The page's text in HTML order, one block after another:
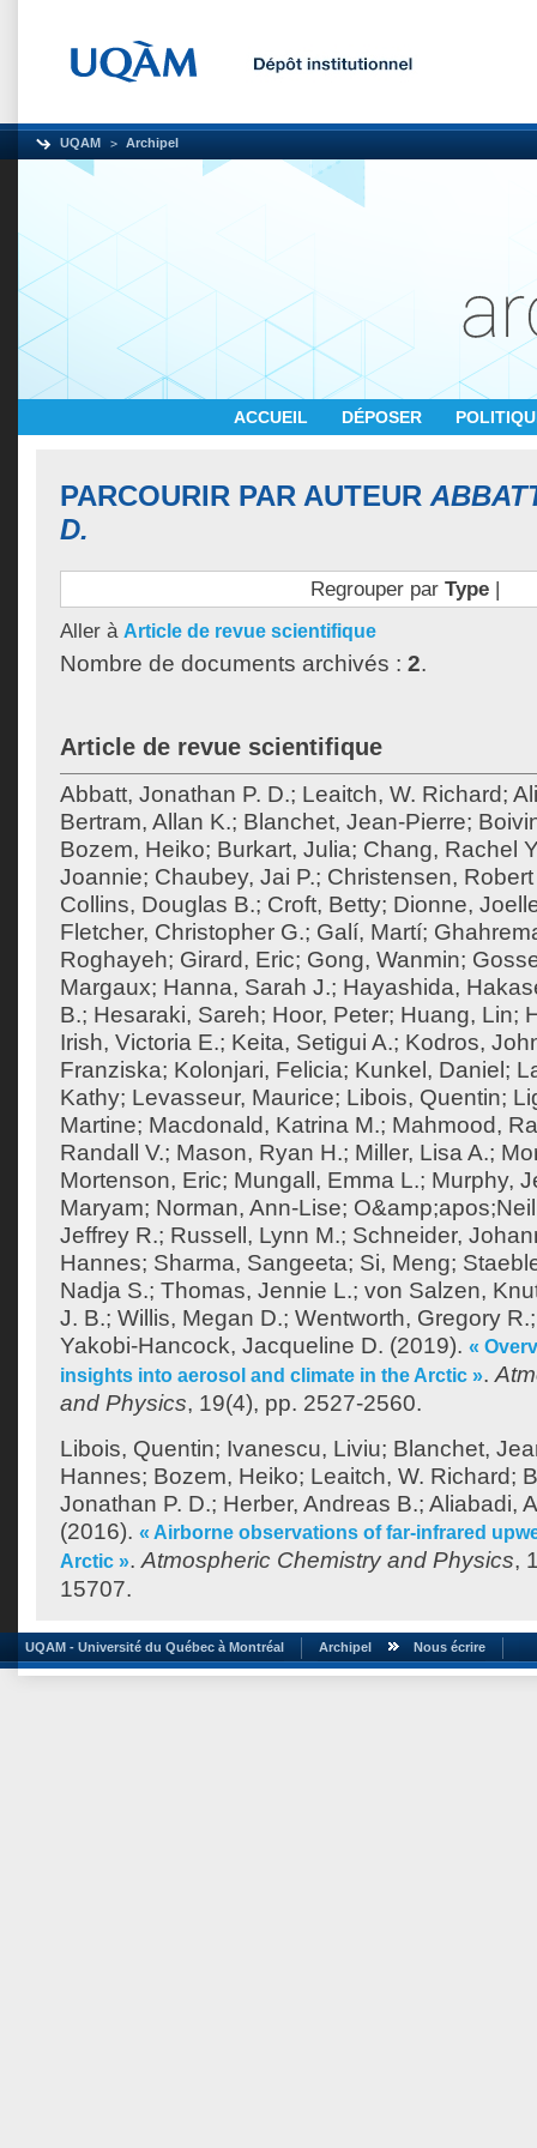
UQAM Archipel
ACCUEIL DÉPOSER
PARCOURIR PAR AUTEUR
D.
Regrouper par Type|
Aller à Article de revue scientifique
Nombre de documents archivés : 2.
Article de revue scientifique
Abbatt, Jonathan P. D.; Leaitch, W. Richard;
Bertram, Allan K.; Blanchet, Jean-Pierre;
Bozem, Heiko; Burkart, Julia; Chang, Rachel
Joannie; Chaubey, Jai P.; Christensen,
Collins, Douglas B.; Croft, Betty; Dionne,
Fletcher, Christopher G.; Galí, Martí;
Roghayeh; Girard, Eric; Gong, Wanmin;
Margaux; Hanna, Sarah J.; Hayashida,
B.; Hesaraki, Sareh; Hoor, Peter; Huang, Lin;
Irish, Victoria E.; Keita, Setigui A.; Kodros,
Franziska; Kolonjari, Felicia; Kunkel, Daniel ;
Kathy; Levasseur, Maurice; Libois, Quentin;
Martine; Macdonald, Katrina M.; Mahmood,
Randall V.; Mason, Ryan H.; Miller, Lisa A.;
Mortenson, Eric; Mungall, Emma L.; Murphy,
Maryam; Norman, Ann-Lise;
Jeffrey R.; Russell, Lynn M.; Schneider,
Hannes; Sharma, Sangeeta; Si, Meng;
Nadja S.; Thomas, Jennie L.; von Salzen,
J. B.; Willis, Megan D.; Wentworth, Gregory R.
Yakobi-Hancock, Jacqueline D. (2019). «
insights into aerosol and climate in the Arctic ».
and Physics, 19(4), pp. 2527-2560.
Libois, Quentin; Ivanescu, Liviu; Blanchet,
Hannes; Bozem, Heiko; Leaitch, W. Richard;
Jonathan P. D.; Herber, Andreas B.; Aliabadi,
(2016). « Airborne observations of far-infrared
Arctic ». Atmospheric Chemistry and Physics,
15707.
UQAM - Université du Québec à Montréal Archipel Nous écrire